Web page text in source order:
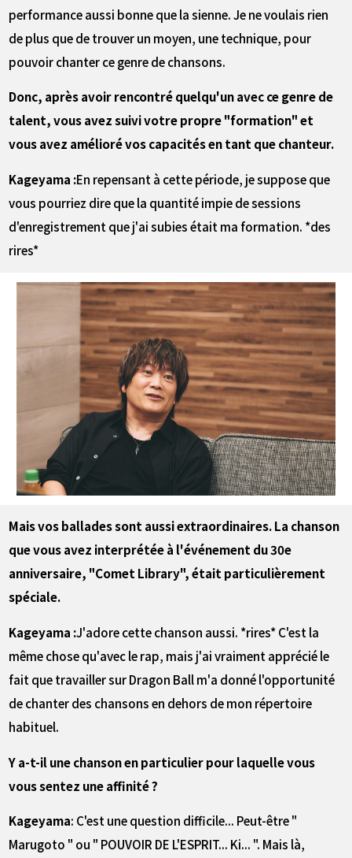
performance aussi bonne que la sienne. Je ne voulais rien
de plus que de trouver un moyen, une technique, pour
pouvoir chanter ce genre de chansons.
――Donc, après avoir rencontré quelqu'un avec ce genre de
talent, vous avez suivi votre propre "formation" et
vous avez amélioré vos capacités en tant que chanteur.
Kageyama :En repensant à cette période, je suppose que
vous pourriez dire que la quantité impie de sessions
d'enregistrement que j'ai subies était ma formation. *des
rires*
――Mais vos ballades sont aussi extraordinaires. La chanson
que vous avez interprétée à l'événement du 30e
anniversaire, "Comet Library", était particulièrement
spéciale.
Kageyama :J'adore cette chanson aussi. *rires* C'est la
même chose qu'avec le rap, mais j'ai vraiment apprécié le
fait que travailler sur Dragon Ball m'a donné l'opportunité
de chanter des chansons en dehors de mon répertoire
habituel.
Y a-t-il une chanson en particulier pour laquelle vous
vous sentez une affinité ?
Kageyama: C'est une question difficile... Peut-être "
Marugoto " ou " POUVOIR DE L'ESPRIT... Ki... ". Mais là,